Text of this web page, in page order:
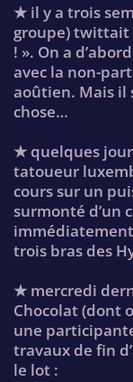
★ il y a trois
groupe) twittait
! ». On a
avec la non-
aoûtien. Mais il
chose…
★ quelques
tatoueur
cours sur un
surmonté d’un
trois bras des
★ mercredi
Chocolat (dont
une
travaux de fin
le lot :